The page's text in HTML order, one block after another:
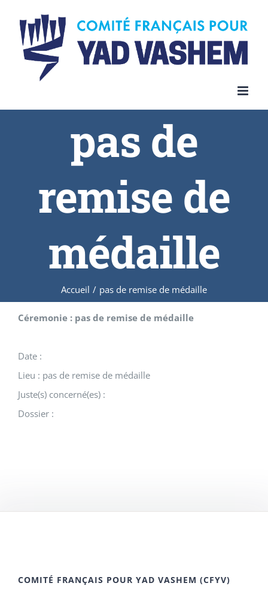
content
pas de
remise de
médaille
Accueil / pas de remise de médaille
Céremonie : pas de remise de médaille
Date :
Lieu : pas de remise de médaille
Juste(s) concerné(es) :
Dossier :
COMITÉ FRANÇAIS POUR YAD VASHEM (CFYV)